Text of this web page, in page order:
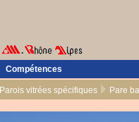
Compétences
Parois vitrées spécifiques Pare